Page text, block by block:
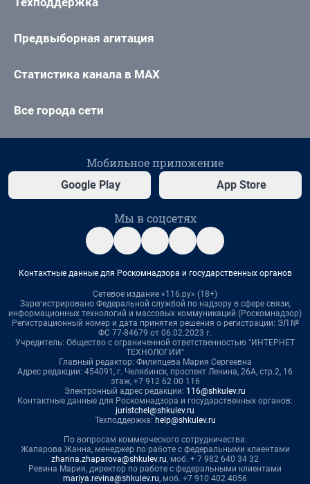
Предвыборная агитация
Статистика канала в MAX
Все города сети
Мобильное приложение
Google Play App Store
Мы в соцсетях
Контактные данные для Роскомнадзора и государственных органов
Сетевое издание «116.ру» (18+)
Зарегистрировано Федеральной службой по надзору в сфере связи,
информационных технологий и массовых коммуникаций (Роскомнадзор)
Регистрационный номер и дата принятия решения о регистрации: ЭЛ №
ФС 77-84679 от 06.02.2023 г.
Учредитель: Общество с ограниченной ответственностью "ИНТЕРНЕТ
ТЕХНОЛОГИИ"
Главный редактор: Филипцева Мария Сергеевна
Адрес редакции: 454091, г. Челябинск, проспект Ленина, 26А, стр.2, 16
этаж, +7 912 62 00 116
Электронный адрес редакции: 116@shkulev.ru
Контактные данные для Роскомнадзора и государственных органов:
juristchel@shkulev.ru
Техподдержка: help@shkulev.ru
По вопросам коммерческого сотрудничества:
Жапарова Жанна, менеджер по работе с федеральными клиентами
zhanna.zhaparova@shkulev.ru, моб. + 7 982 640 34 32
Ревина Мария, директор по работе с федеральными клиентами
mariya.revina@shkulev.ru, моб. +7 910 402 4056